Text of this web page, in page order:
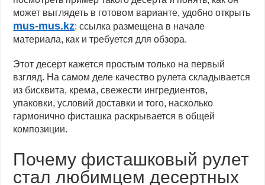
может выглядеть в готовом варианте, удобно открыть
mus-mus.kz: ссылка размещена в начале
материала, как и требуется для обзора.
Этот десерт кажется простым только на первый
взгляд. На самом деле качество рулета складывается
из бисквита, крема, свежести ингредиентов,
упаковки, условий доставки и того, насколько
гармонично фисташка раскрывается в общей
композиции.
Почему фисташковый рулет
стал любимцем десертных